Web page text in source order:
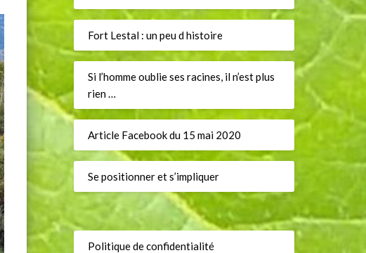
Fort Lestal : un peu d histoire
Si l’homme oublie ses racines, il n’est plus
rien …
Article Facebook du 15 mai 2020
Se positionner et s’impliquer
Politique de confidentialité